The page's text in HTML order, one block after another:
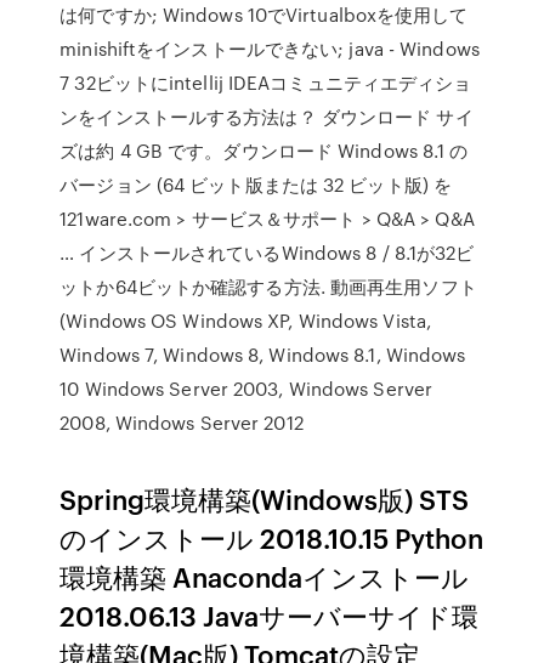
は何ですか; Windows 10でVirtualboxを使用して
minishiftをインストールできない; java - Windows
7 32ビットにintellij IDEAコミュニティエディショ
ンをインストールする方法は？ ダウンロード サイ
ズは約 4 GB です。ダウンロード Windows 8.1 の
バージョン (64 ビット版または 32 ビット版) を
121ware.com > サービス＆サポート > Q&A > Q&A
… インストールされているWindows 8 / 8.1が32ビ
ットか64ビットか確認する方法. 動画再生用ソフト
(Windows OS Windows XP, Windows Vista,
Windows 7, Windows 8, Windows 8.1, Windows
10 Windows Server 2003, Windows Server
2008, Windows Server 2012
Spring環境構築(Windows版) STS
のインストール 2018.10.15 Python
環境構築 Anacondaインストール
2018.06.13 Javaサーバーサイド環
境構築(Mac版) Tomcatの設定